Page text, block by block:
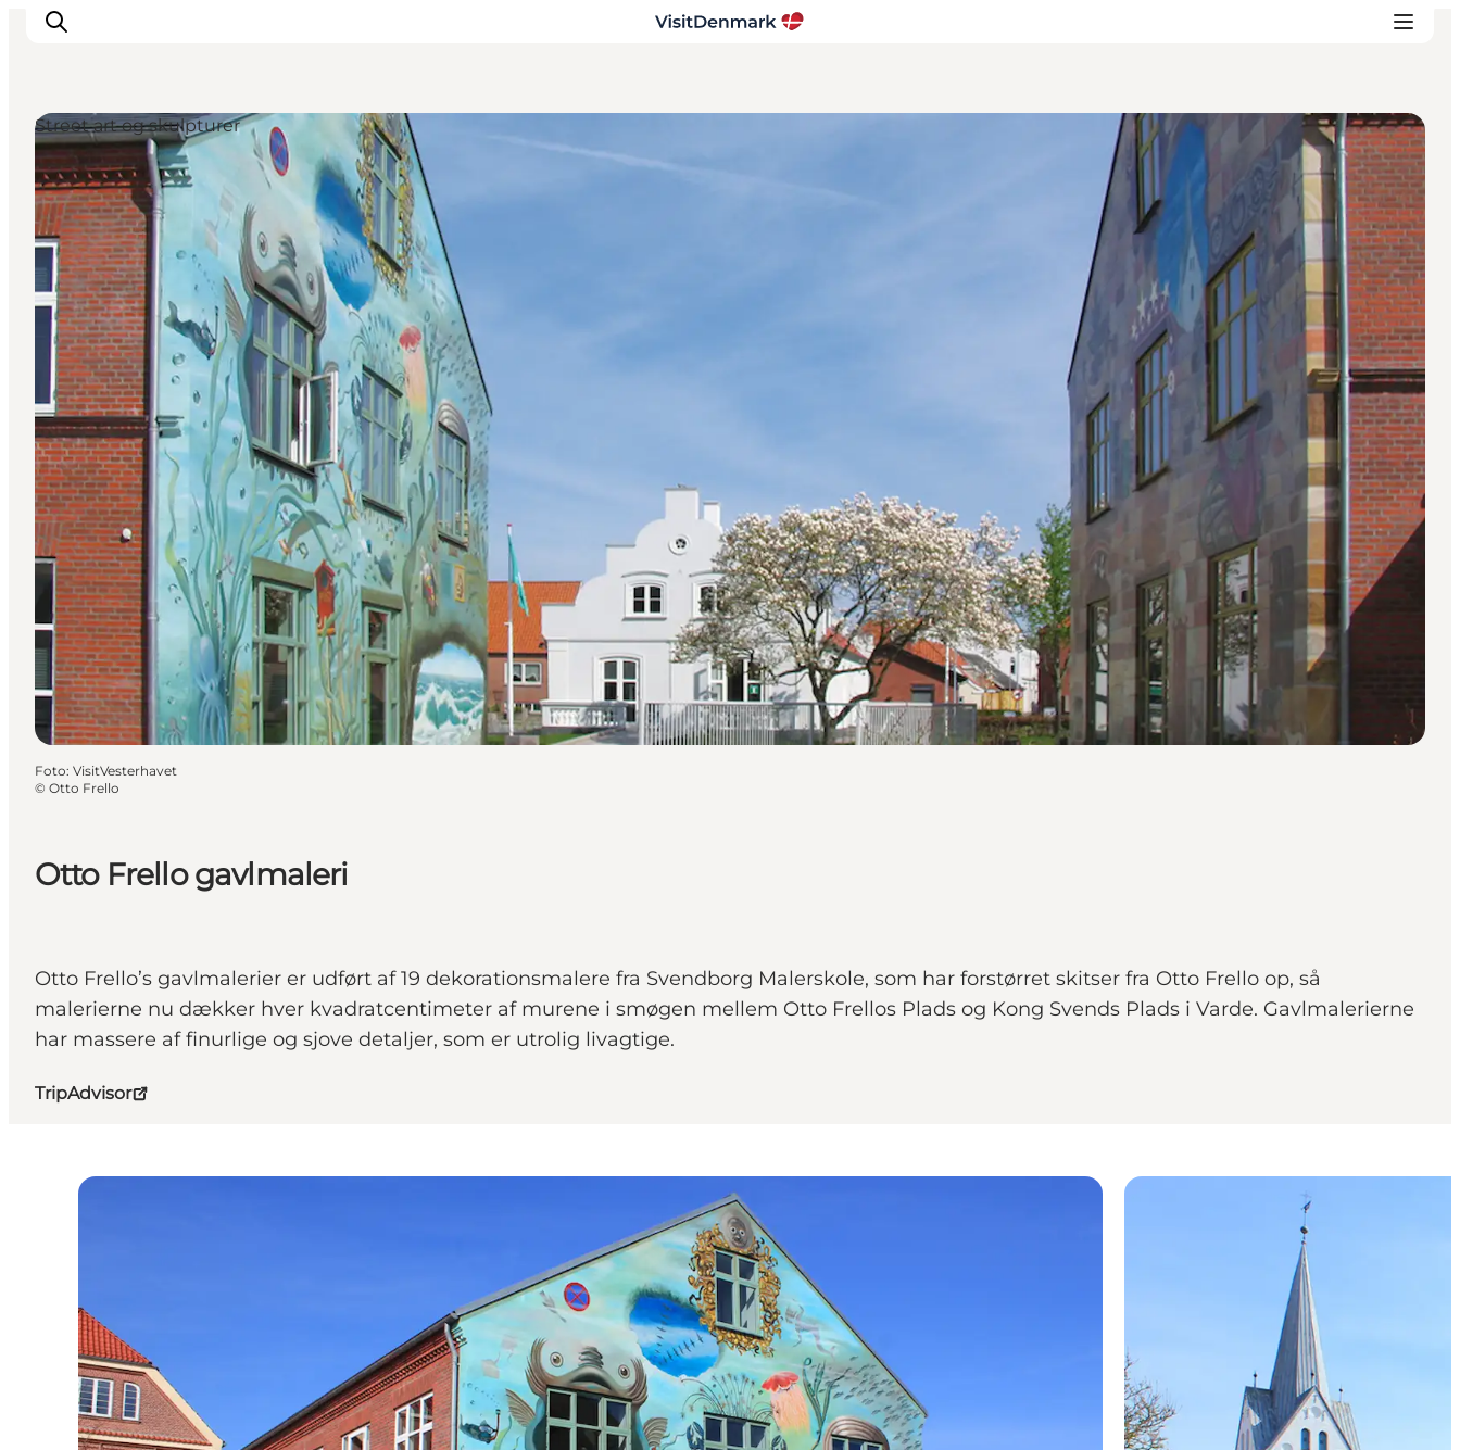
Inspiration
Destinationer
Oplevelser
Overnatning
Planlæg ferien
Otto Frello gavlmaleri
Otto Frello’s gavlmalerier er udført af 19 dekorationsmalere fra Svendborg Malerskole, som har forstørret skitser fra Otto Frello op, så
malerierne nu dækker hver kvadratcentimeter af murene i smøgen mellem Otto Frellos Plads og Kong Svends Plads i Varde. Gavlmalerierne
har massere af finurlige og sjove detaljer, som er utrolig livagtige.
TripAdvisor
Street art og skulpturer
Foto: VisitVesterhavet
© Otto Frello